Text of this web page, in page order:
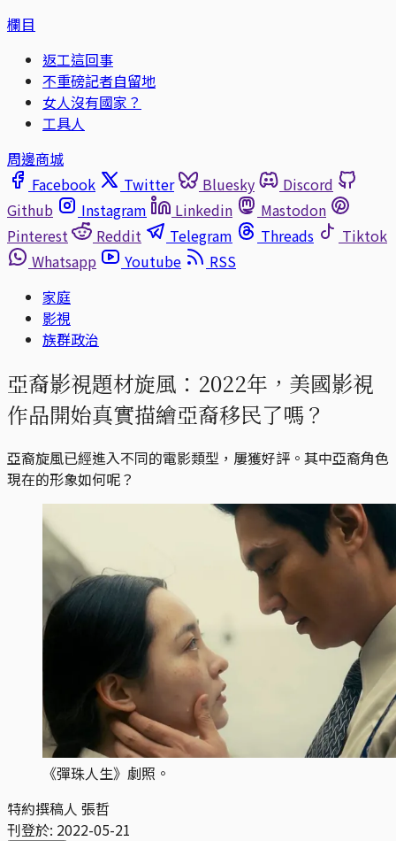
欄目
返工這回事
不重磅記者自留地
女人沒有國家？
工具人
周邊商城
Facebook
Twitter Bluesky
Discord
Github
Instagram Linkedin
Mastodon
Pinterest
Reddit Telegram Threads
Tiktok
Whatsapp
Youtube
RSS
家庭
影視
族群政治
亞裔影視題材旋風：2022年，美國影視
作品開始真實描繪亞裔移民了嗎？
亞裔旋風已經進入不同的電影類型，屢獲好評。其中亞裔角色
現在的形象如何呢？
《彈珠人生》劇照。
特約撰稿人 張哲
刊登於: 2022-05-21